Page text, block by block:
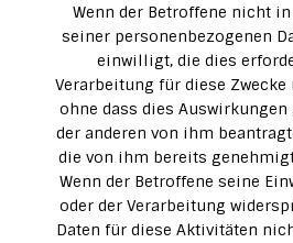
Wenn der Betroffene nicht
seiner personenbezogenen
einwilligt, die dies
Verarbeitung für diese
ohne dass dies
der anderen von ihm
die von ihm bereits
Wenn der Betroffene seine
oder der Verarbeitung
Daten für diese Aktivitäten